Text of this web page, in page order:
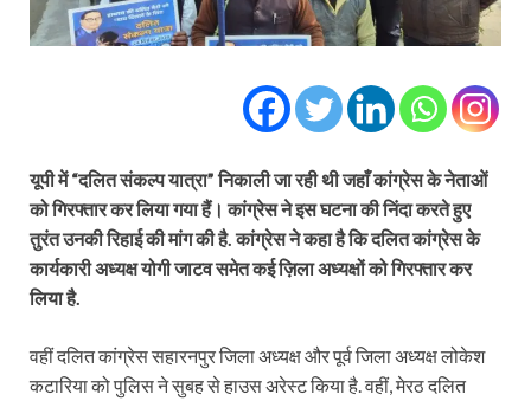
यूपी में “दलित संकल्प यात्रा” निकाली जा रही थी जहाँ कांग्रेस के नेताओं
को गिरफ्तार कर लिया गया हैं। कांग्रेस ने इस घटना की निंदा करते हुए
तुरंत उनकी रिहाई की मांग की है. कांग्रेस ने कहा है कि दलित कांग्रेस के
कार्यकारी अध्यक्ष योगी जाटव समेत कई ज़िला अध्यक्षों को गिरफ्तार कर
लिया है.
वहीं दलित कांग्रेस सहारनपुर जिला अध्यक्ष और पूर्व जिला अध्यक्ष लोकेश
कटारिया को पुलिस ने सुबह से हाउस अरेस्ट किया है. वहीं, मेरठ दलित